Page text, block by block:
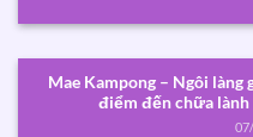
Mae Kampong – Ngôi
điểm đến chữa lành